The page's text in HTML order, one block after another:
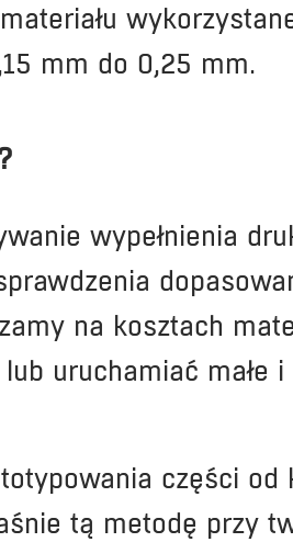
mm do 0,25 mm.
wypełnienia
na kosztach
uruchamiać małe
części
tą metodę przy